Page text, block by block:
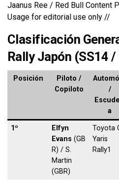
Jaanus Ree / Red Bull Content
Usage for editorial use only //
Clasificación
Rally Japón (SS14 /
Posición
Piloto /
Copiloto
/
a
1º
Elfyn
Evans (GB
R) / S.
Martin
(GBR)
Toyota
Yaris
Rally1